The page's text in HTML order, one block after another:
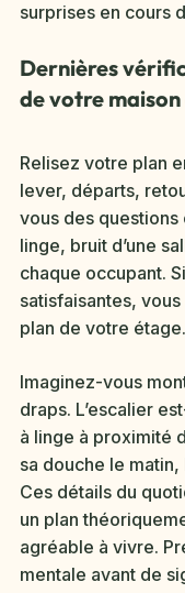
surprises en cours
Dernières
de votre
Relisez votre plan
lever, départs,
vous des
linge, bruit d’une
chaque occupant.
satisfaisantes,
plan de votre étage.
Imaginez-vous
draps. L’escalier
à linge à proximité
sa douche le
Ces détails du
un plan
agréable à vivre.
mentale avant de